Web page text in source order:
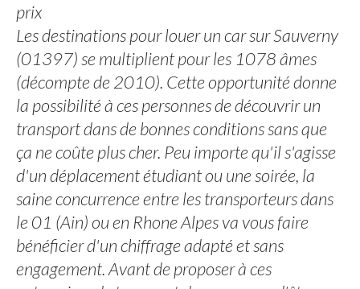
prix
Les destinations pour louer un car sur Sauverny
(01397) se multiplient pour les 1078 âmes
(décompte de 2010). Cette opportunité donne
la possibilité à ces personnes de découvrir un
transport dans de bonnes conditions sans que
ça ne coûte plus cher. Peu importe qu'il s'agisse
d'un déplacement étudiant ou une soirée, la
saine concurrence entre les transporteurs dans
le 01 (Ain) ou en Rhone Alpes va vous faire
bénéficier d'un chiffrage adapté et sans
engagement. Avant de proposer à ces